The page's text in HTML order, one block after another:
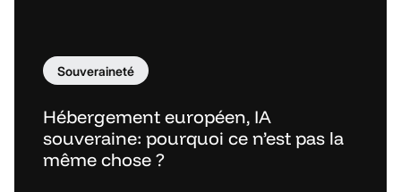
Souveraineté
Hébergement européen, IA
souveraine: pourquoi ce n’est pas la
même chose ?